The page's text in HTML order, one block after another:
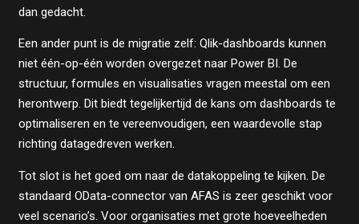
dan gedacht.
Een ander punt is de migratie zelf: Qlik-dashboards kunnen
niet één-op-één worden overgezet naar Power BI. De
structuur, formules en visualisaties vragen meestal om een
herontwerp. Dit biedt tegelijkertijd de kans om dashboards te
optimaliseren en te vereenvoudigen, een waardevolle stap
richting datagedreven werken.
Tot slot is het goed om naar de datakoppeling te kijken. De
standaard OData-connector van AFAS is zeer geschikt voor
veel scenario’s. Voor organisaties met grote hoeveelheden